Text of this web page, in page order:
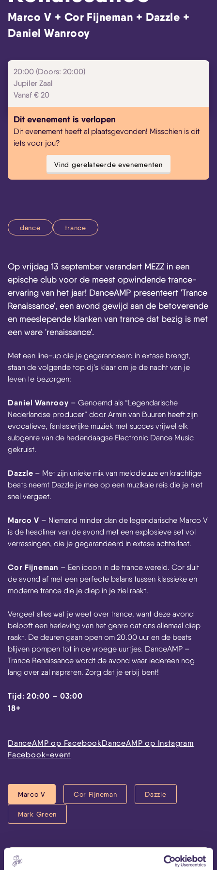
Skip navigatie
Marco V + Cor Fijneman + Dazzle +
Daniel Wanrooy
20:00 (Doors: 20:00)
Jupiler Zaal
Vanaf € 20
Dit evenement is verlopen
Dit evenement heeft al plaatsgevonden! Misschien is dit
iets voor jou?
Vind gerelateerde evenementen
dance trance
Op vrijdag 13 september verandert MEZZ in een
epische club voor de meest opwindende trance-
ervaring van het jaar! DanceAMP presenteert 'Trance
Renaissance', een avond gewijd aan de betoverende
en meeslepende klanken van trance dat bezig is met
een ware 'renaissance'.
Met een line-up die je gegarandeerd in extase brengt,
staan de volgende top dj’s klaar om je de nacht van je
leven te bezorgen:
Daniel Wanrooy – Genoemd als “Legendarische
Nederlandse producer” door Armin van Buuren heeft zijn
evocatieve, fantasierijke muziek met succes vrijwel elk
subgenre van de hedendaagse Electronic Dance Music
gekruist.
Dazzle – Met zijn unieke mix van melodieuze en krachtige
beats neemt Dazzle je mee op een muzikale reis die je niet
snel vergeet.
Marco V – Niemand minder dan de legendarische Marco V
is de headliner van de avond met een explosieve set vol
verrassingen, die je gegarandeerd in extase achterlaat.
Cor Fijneman – Een icoon in de trance wereld. Cor sluit
de avond af met een perfecte balans tussen klassieke en
moderne trance die je diep in je ziel raakt.
Vergeet alles wat je weet over trance, want deze avond
belooft een herleving van het genre dat ons allemaal diep
raakt. De deuren gaan open om 20.00 uur en de beats
blijven pompen tot in de vroege uurtjes. DanceAMP –
Trance Renaissance wordt de avond waar iedereen nog
lang over zal napraten. Zorg dat je erbij bent!
Tijd: 20:00 – 03:00
18+
DanceAMP op FacebookDanceAMP op Instagram
Facebook-event
Marco V Cor Fijneman Dazzle
Mark Green
Marco V